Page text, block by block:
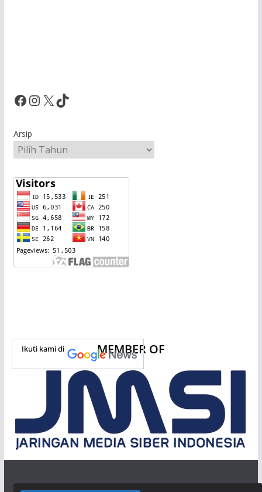
Facebook InstagramX TikTok
Arsip
Ikuti kami di MEMBER OF